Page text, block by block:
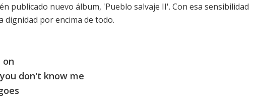
publicado nuevo álbum, 'Pueblo salvaje II'. Con esa sensibilidad
dignidad por encima de todo.
on
don't know me